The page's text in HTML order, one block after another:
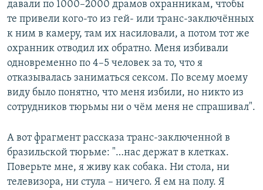
давали по 1000–2000 драмов охранникам, чтобы
те привели кого-то из гей- или транс-заключённых
к ним в камеру, там их насиловали, а потом тот же
охранник отводил их обратно. Меня избивали
одновременно по 4–5 человек за то, что я
отказывалась заниматься сексом. По всему моему
виду было понятно, что меня избили, но никто из
сотрудников тюрьмы ни о чём меня не спрашивал".
А вот фрагмент рассказа транс-заключенной в
бразильской тюрьме: "…нас держат в клетках.
Поверьте мне, я живу как собака. Ни стола, ни
телевизора, ни стула – ничего. Я ем на полу. Я